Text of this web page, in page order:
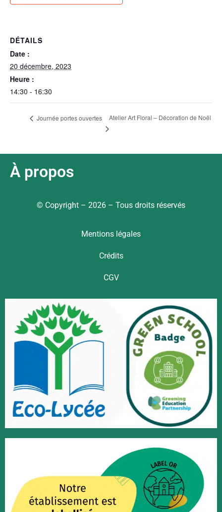
DÉTAILS
Date :
20 décembre, 2023
Heure :
14:30 - 16:30
Journée portes ouvertes Atelier Art Floral – Décoration de Noël
À propos
© Copyright – 2026 – Tous droits réservés
Mentions légales
Crédits
CGV